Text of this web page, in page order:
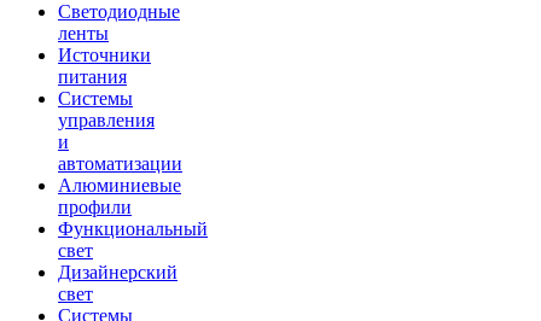
Светодиодные
ленты
Источники
питания
Системы
управления
и
автоматизации
Алюминиевые
профили
Функциональный
свет
Дизайнерский
свет
Системы